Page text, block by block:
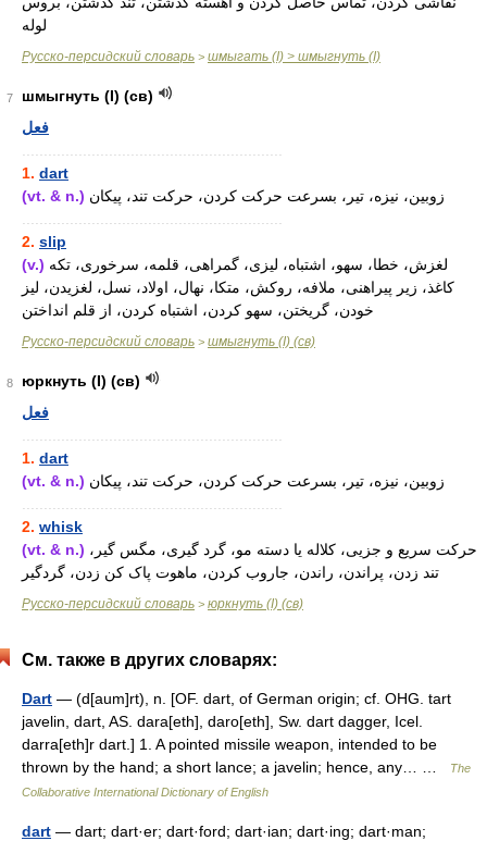
لوله
Русско-персидский словарь > шмыгать (I) > шмыгнуть (I)
7
шмыгнуть (I) (св)
فعل
1. dart
(vt. & n.) زوبین، نیزه، تیر، بسرعت حرکت کردن، حرکت تند، پیکان
2. slip
(v.)
کاغذ، زیر پیراهنی، ملافه، روکش، متکا، نهال، اولاد، نسل، لغزیدن، لیز
خودن، گریختن، سهو کردن، اشتباه کردن، از قلم انداختن
Русско-персидский словарь > шмыгнуть (I) (св)
8
юркнуть (I) (св)
فعل
1. dart
(vt. & n.) زوبین، نیزه، تیر، بسرعت حرکت کردن، حرکت تند، پیکان
2. whisk
(vt. & n.)
تند زدن، پراندن، راندن، جاروب کردن، ماهوت پاک کن زدن، گردگیر
Русско-персидский словарь > юркнуть (I) (св)
См. также в других словарях:
Dart — (d[aum]rt), n. [OF. dart, of German origin; cf. OHG. tart
javelin, dart, AS. dara[eth], daro[eth], Sw. dart dagger, Icel.
darra[eth]r dart.] 1. A pointed missile weapon, intended to be
thrown by the hand; a short lance; a javelin; hence, any… …
The
Collaborative International Dictionary of English
dart — dart; dart·er; dart·ford; dart·ian; dart·ing; dart·man;